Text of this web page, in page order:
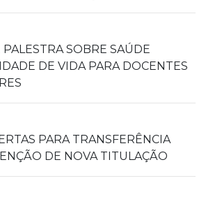
SOBRE SAÚDE
DE VIDA PARA DOCENTES
PARA TRANSFERÊNCIA
DE NOVA TITULAÇÃO